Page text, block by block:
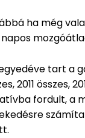
ha még
tart a
2011 összes,
fordult, a